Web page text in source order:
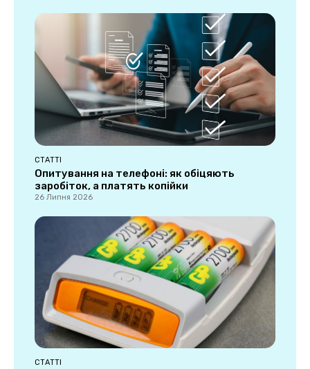
СТАТТІ
Опитування на телефоні: як обіцяють
заробіток, а платять копійки
26 Липня 2026
СТАТТІ